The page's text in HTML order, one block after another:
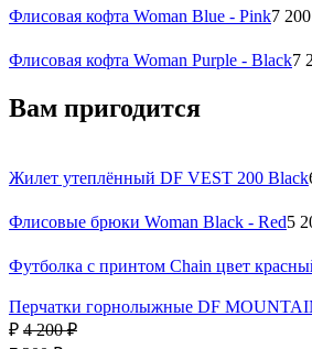
Флисовая кофта Woman Blue - Pink7
Флисовая кофта Woman Purple - Black7
Вам пригодится
Жилет утеплённый DF VEST 200 Black
Флисовые брюки Woman Black - Red5
Футболка с принтом Chain цвет
Перчатки горнолыжные DF
₽ 4 200 ₽